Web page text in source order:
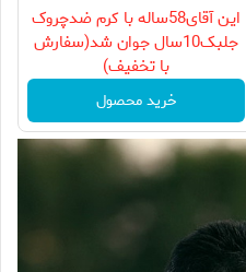
این آقای58ساله با کرم ضدچروک
جلبک10سال جوان شد(سفارش
با تخفیف)
خرید محصول